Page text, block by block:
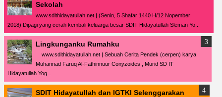
Sekolah
www.sdithidayatullah.net | (Senin, 5 Shafar 1440 H/12 Nopember
2018) Dipagi yang cerah kembali keluarga besar SDIT Hidayatullah Sleman Yo...
Lingkunganku Rumahku
www.sdithidayatullah.net | Sebuah Cerita Pendek (cerpen) karya
Muhannad Faruq Al-Fathinnuur Conyzoides , Murid SD IT
Hidayatullah Yog...
SDIT Hidayatullah dan IGTKI Selenggarakan